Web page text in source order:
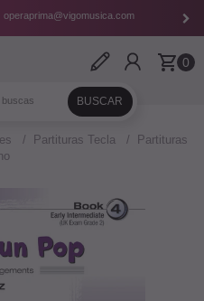
operaprima@vigomusica.com
0
Partituras Tecla
Partituras